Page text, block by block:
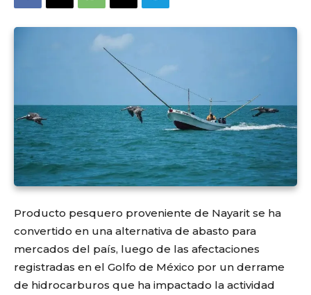
Producto pesquero proveniente de Nayarit se ha
convertido en una alternativa de abasto para
mercados del país, luego de las afectaciones
registradas en el Golfo de México por un derrame
de hidrocarburos que ha impactado la actividad